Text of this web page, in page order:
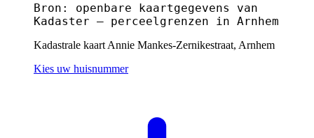
Bron: openbare kaartgegevens van
Kadaster — perceelgrenzen in Arnhem
Kadastrale kaart Annie Mankes-Zernikestraat, Arnhem
Kies uw huisnummer